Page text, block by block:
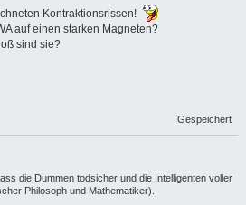
Kontraktionsrissen!
auf einen starken Magneten?
sind sie?
Gespeichert
die Dummen todsicher und die Intelligenten voller
Philosoph und Mathematiker).